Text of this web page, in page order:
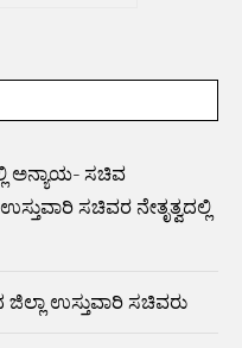
ಅನ್ಯಾಯ- ಸಚಿವ
ಸಚಿವರ ನೇತೃತ್ವದಲ್ಲಿ
ಉಸ್ತುವಾರಿ ಸಚಿವರು